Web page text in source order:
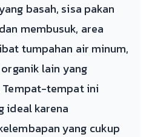
basah, sisa pakan
membusuk, area
tumpahan air minum,
lain yang
tempat ini
ideal karena
yang cukup